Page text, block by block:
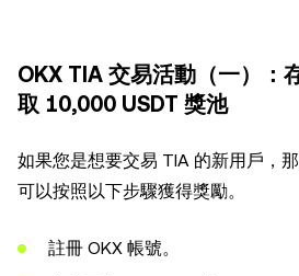
OKX TIA 交易活動（一）：
取 10,000 USDT 獎池
如果您是想要交易 TIA 的新用戶，
可以按照以下步驟獲得獎勵。
註冊 OKX 帳號。